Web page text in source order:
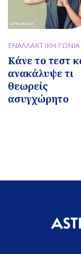
ΕΝΑΛΛΑΚΤΙΚΗ ΓΩΝΙΑ
Κάνε το τεστ
ανακάλυψε τι
θεωρείς
ασυγχώρητο